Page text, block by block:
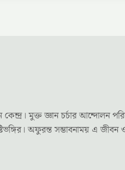
মুক্ত জ্ঞান চর্চার আন্দোলন
অফুরন্ত সম্ভাবনাময়